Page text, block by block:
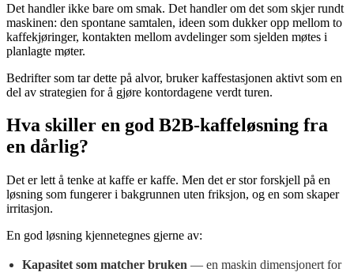
Det handler ikke bare om smak. Det handler om det som skjer rundt
maskinen: den spontane samtalen, ideen som dukker opp mellom to
kaffekjøringer, kontakten mellom avdelinger som sjelden møtes i
planlagte møter.
Bedrifter som tar dette på alvor, bruker kaffestasjonen aktivt som en
del av strategien for å gjøre kontordagene verdt turen.
Hva skiller en god B2B-kaffeløsning fra
en dårlig?
Det er lett å tenke at kaffe er kaffe. Men det er stor forskjell på en
løsning som fungerer i bakgrunnen uten friksjon, og en som skaper
irritasjon.
En god løsning kjennetegnes gjerne av:
Kapasitet som matcher bruken — en maskin dimensjonert for